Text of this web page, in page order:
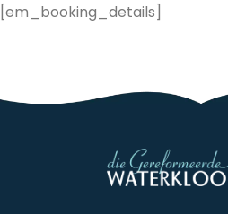
Skip
[em_booking_details]